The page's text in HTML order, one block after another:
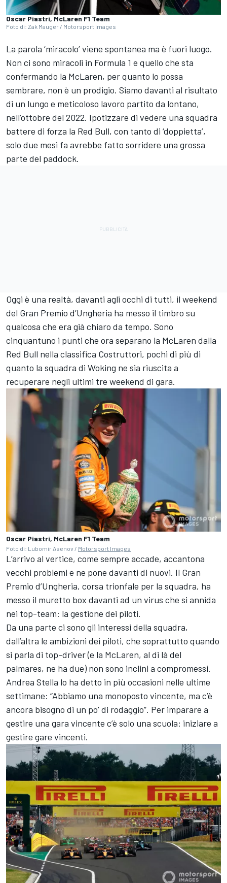
Oscar Piastri, McLaren F1 Team
Foto di: Zak Mauger / Motorsport Images
La parola ‘miracolo’ viene spontanea ma è fuori luogo.
Non ci sono miracoli in Formula 1 e quello che sta
confermando la McLaren, per quanto lo possa
sembrare, non è un prodigio. Siamo davanti al risultato
di un lungo e meticoloso lavoro partito da lontano,
nell’ottobre del 2022. Ipotizzare di vedere una squadra
battere di forza la Red Bull, con tanto di ‘doppietta’,
solo due mesi fa avrebbe fatto sorridere una grossa
parte del paddock.
Oggi è una realtà, davanti agli occhi di tutti, il weekend
del Gran Premio d’Ungheria ha messo il timbro su
qualcosa che era già chiaro da tempo. Sono
cinquantuno i punti che ora separano la McLaren dalla
Red Bull nella classifica Costruttori, pochi di più di
quanto la squadra di Woking ne sia riuscita a
recuperare negli ultimi tre weekend di gara.
Oscar Piastri, McLaren F1 Team
Foto di: Lubomir Asenov / Motorsport Images
L’arrivo al vertice, come sempre accade, accantona
vecchi problemi e ne pone davanti di nuovi. Il Gran
Premio d’Ungheria, corsa trionfale per la squadra, ha
messo il muretto box davanti ad un virus che si annida
nei top-team: la gestione dei piloti.
Da una parte ci sono gli interessi della squadra,
dall’altra le ambizioni dei piloti, che soprattutto quando
si parla di top-driver (e la McLaren, al di là del
palmares, ne ha due) non sono inclini a compromessi.
Andrea Stella lo ha detto in più occasioni nelle ultime
settimane: “Abbiamo una monoposto vincente, ma c’è
ancora bisogno di un po' di rodaggio”. Per imparare a
gestire una gara vincente c’è solo una scuola: iniziare a
gestire gare vincenti.